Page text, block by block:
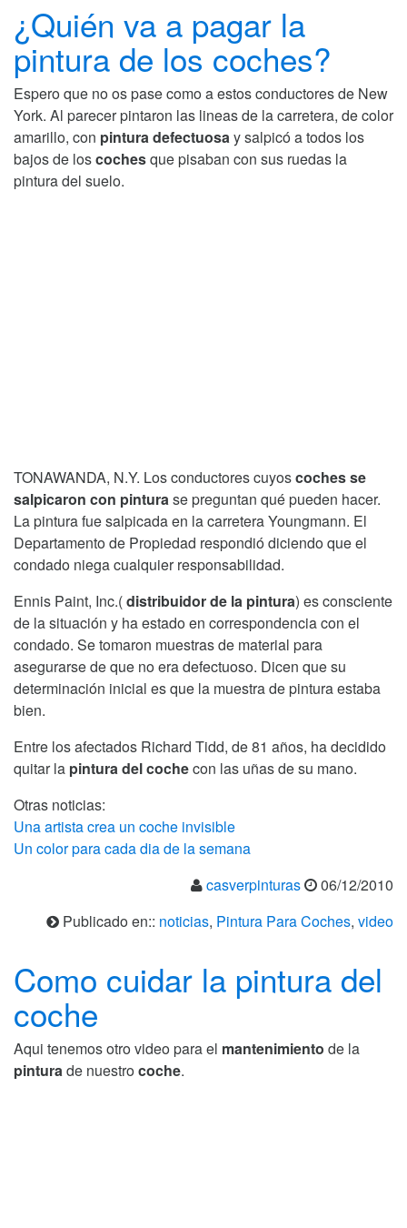
¿Quién va a pagar la
pintura de los coches?
Espero que no os pase como a estos conductores de New
York. Al parecer pintaron las lineas de la carretera, de color
amarillo, con pintura defectuosay salpicó a todos los
bajos de loscochesque pisaban con sus ruedas la
pintura del suelo.
TONAWANDA, N.Y. Los conductores cuyoscoches se
salpicaron con pinturase preguntan qué pueden hacer.
La pintura fue salpicada en la carretera Youngmann. El
Departamento de Propiedad respondió diciendo que el
condado niega cualquier responsabilidad.
Ennis Paint, Inc.(distribuidor de la pintura) es consciente
de la situación y ha estado en correspondencia con el
condado. Se tomaron muestras de material para
asegurarse de que no era defectuoso. Dicen que su
determinación inicial es que la muestra de pintura estaba
bien.
Entre los afectados Richard Tidd, de 81 años, ha decidido
quitar la pintura del cochecon las uñas de su mano.
Otras noticias:
Una artista crea un coche invisible
Un color para cada dia de la semana
casverpinturas
06/12/2010
Publicado en:: noticias, Pintura Para Coches, video
Como cuidar la pintura del
coche
Aqui tenemos otro video para el mantenimiento de la
pinturade nuestrocoche.